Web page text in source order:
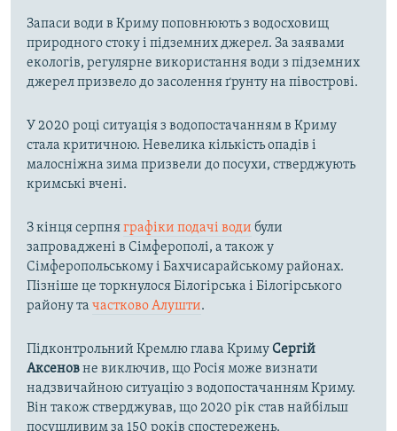
Запаси води в Криму поповнюють з водосховищ
природного стоку і підземних джерел. За заявами
екологів, регулярне використання води з підземних
джерел призвело до засолення ґрунту на півострові.
У 2020 році ситуація з водопостачанням в Криму
стала критичною. Невелика кількість опадів і
малосніжна зима призвели до посухи, стверджують
кримські вчені.
З кінця серпняграфіки подачі води були
запроваджені в Сімферополі, а також у
Сімферопольському і Бахчисарайському районах.
Пізніше це торкнулося Білогірська і Білогірського
району та частково Алушти.
Підконтрольний Кремлю глава КримуСергій
Аксеновне виключив, що Росія може визнати
надзвичайною ситуацію з водопостачанням Криму.
Він також стверджував, що 2020 рік став найбільш
посушливим за 150 років спостережень.